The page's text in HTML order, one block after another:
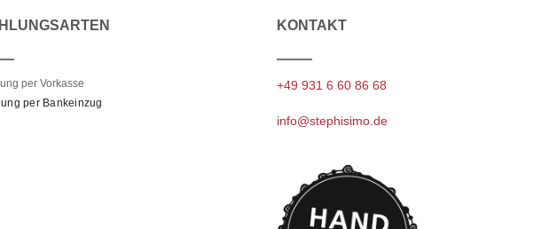
per Vorkasse
per Bankeinzug
KONTAKT
+49 931 6 60 86 68
info@stephisimo.de